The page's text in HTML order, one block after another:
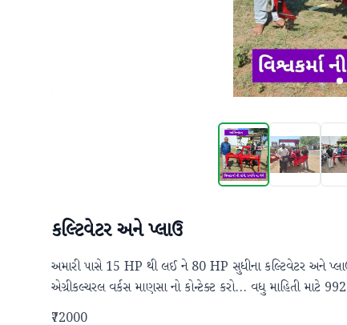
કલ્ટિવેટર અને પ્લાઉ
અમારી પાસે 15 HP થી લઈ ને 80 HP સુધીના કલ્ટિવેટર અને
એગ્રીકલ્ચરલ વર્કસ માણસા નો કોન્ટેક્ટ કરો... વધુ માહિતી માટે
₹72000